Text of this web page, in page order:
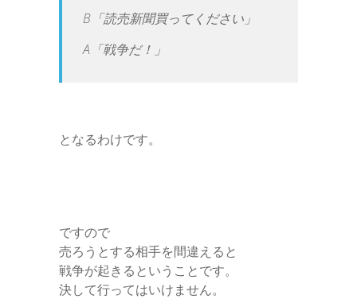
B「読売新聞買ってください」
A「戦争だ！」
となるわけです。
ですので
売ろうとする相手を間違えると
戦争が起きるということです。
決して行ってはいけません。